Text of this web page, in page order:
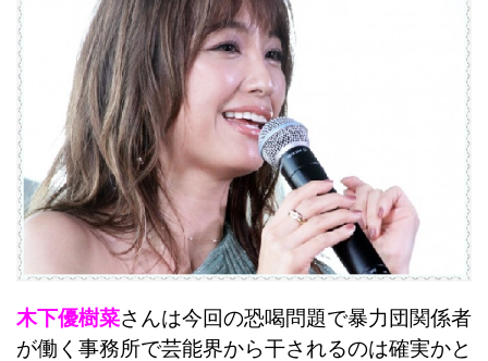
木下優樹菜さんは今回の恐喝問題で暴力団関係者
が働く事務所で芸能界から干されるのは確実かと